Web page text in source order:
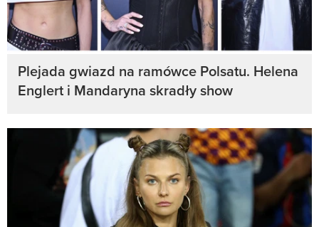
Plejada gwiazd na ramówce Polsatu. Helena
Englert i Mandaryna skradły show